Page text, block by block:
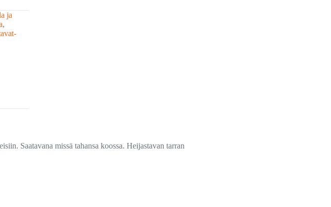
ja
,
Saatavana missä tahansa koossa. Heijastavan tarran